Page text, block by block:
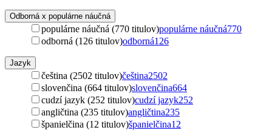
Odborná x populárne náučná
populárne náučná (770 titulov)populárne náučná770
odborná (126 titulov)odborná126
Jazyk
čeština (2502 titulov)čeština2502
slovenčina (664 titulov)slovenčina664
cudzí jazyk (252 titulov)cudzí jazyk252
angličtina (235 titulov)angličtina235
španielčina (12 titulov)španielčina12